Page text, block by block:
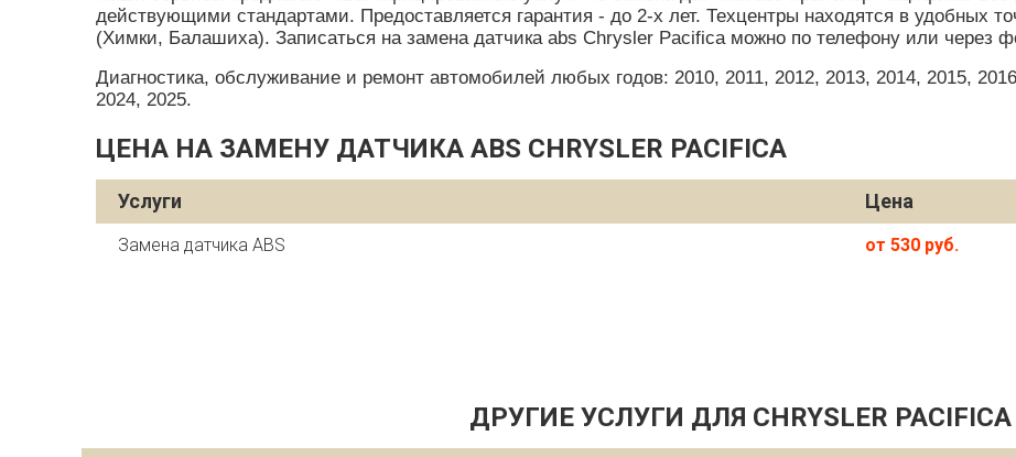
действующими стандартами. Предоставляется гарантия - до 2-х лет. Техцентры находятся в удобных
(Химки, Балашиха). Записаться на замена датчика abs Chrysler Pacifica можно по телефону или через
Диагностика, обслуживание и ремонт автомобилей любых годов: 2010, 2011, 2012, 2013, 2014, 2015,
2024, 2025.
ЦЕНА НА ЗАМЕНУ ДАТЧИКА ABS CHRYSLER PACIFICA
Услуги Цена
Замена датчика ABS от 530 руб.
ДРУГИЕ УСЛУГИ ДЛЯ CHRYSLER PACIFICA